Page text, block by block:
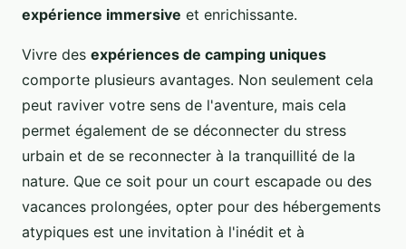
expérience immersive et enrichissante.
Vivre des expériences de camping uniques
comporte plusieurs avantages. Non seulement cela
peut raviver votre sens de l'aventure, mais cela
permet également de se déconnecter du stress
urbain et de se reconnecter à la tranquillité de la
nature. Que ce soit pour un court escapade ou des
vacances prolongées, opter pour des hébergements
atypiques est une invitation à l'inédit et à